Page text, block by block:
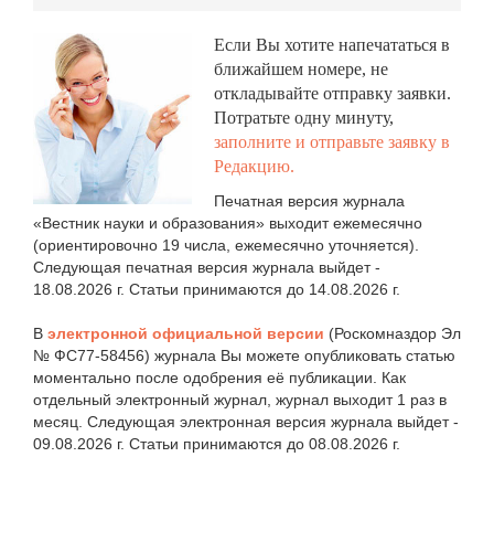
Если Вы хотите напечататься в
ближайшем номере, не
откладывайте отправку заявки.
Потратьте одну минуту,
заполните и отправьте заявку в
Редакцию.
Печатная версия журнала
«Вестник науки и образования» выходит ежемесячно
(ориентировочно 19 числа, ежемесячно уточняется).
Следующая печатная версия журнала выйдет -
18.08.2026 г. Статьи принимаются до 14.08.2026 г.
В электронной официальной версии (Роскомназдор Эл
№ ФС77-58456) журнала Вы можете опубликовать статью
моментально после одобрения её публикации. Как
отдельный электронный журнал, журнал выходит 1 раз в
месяц. Следующая электронная версия журнала выйдет -
09.08.2026 г. Статьи принимаются до 08.08.2026 г.